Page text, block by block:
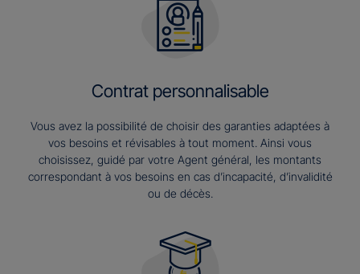
Contrat personnalisable
Vous avez la possibilité de choisir des garanties adaptées à
vos besoins et révisables à tout moment. Ainsi vous
choisissez, guidé par votre Agent général, les montants
correspondant à vos besoins en cas d’incapacité, d’invalidité
ou de décès.